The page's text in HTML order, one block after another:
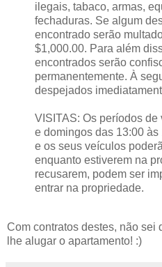
ilegais, tabaco, armas,
fechaduras. Se algum
encontrado serão
$1,000.00. Para além
encontrados serão
permanentemente. À
despejados
VISITAS: Os períodos
e domingos das 13:00
e os seus veículos
enquanto estiverem na
recusarem, podem ser
entrar na propriedade.
Com contratos destes, não sei
lhe alugar o apartamento! :)